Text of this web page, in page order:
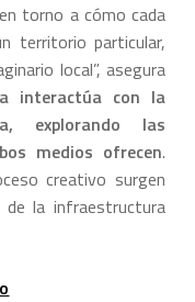
torno a cómo cada
territorio particular,
local”, asegura
interactúa con la
explorando las
medios ofrecen.
creativo surgen
la infraestructura